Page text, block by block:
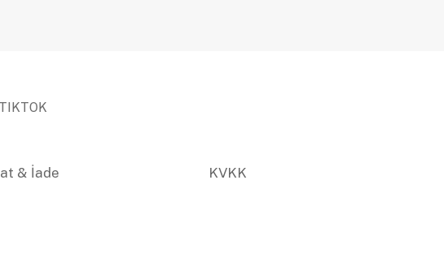
TIKTOK
& İade KVKK